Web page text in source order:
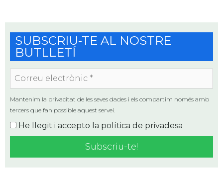
SUBSCRIU-TE AL NOSTRE
BUTLLETÍ
electrònic
*
Mantenim la privacitat de les seves dades i els compartim només amb
tercers que fan possible aquest servei.
He llegit i accepto la política de privadesa